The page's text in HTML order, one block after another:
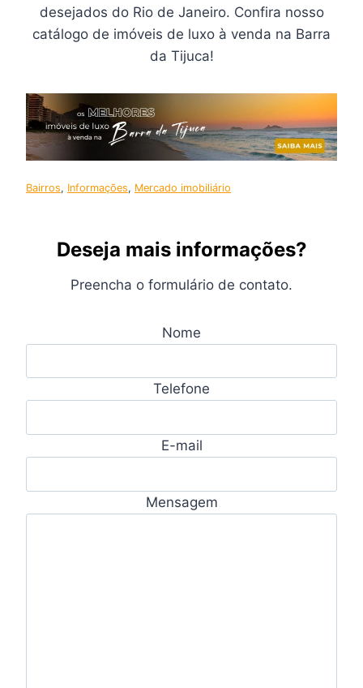
desejados do Rio de Janeiro. Confira nosso
catálogo de imóveis de luxo à venda na Barra
da Tijuca!
Bairros, Informações, Mercado imobiliário
Deseja mais informações?
Preencha o formulário de contato.
Nome
Telefone
E-mail
Mensagem